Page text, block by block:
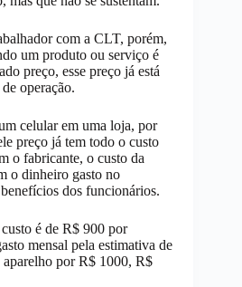
com a CLT, porém,
um produto ou serviço é
preço, esse preço já está
operação.
celular em uma loja, por
preço já tem todo o custo
o fabricante, o custo da
o dinheiro gasto no
dos funcionários.
é de R$ 900 por
mensal pela estimativa de
por R$ 1000, R$